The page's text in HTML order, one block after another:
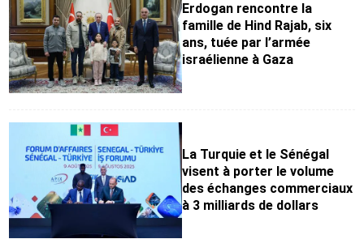
Erdogan rencontre la
famille de Hind Rajab, six
ans, tuée par l’armée
israélienne à Gaza
La Turquie et le Sénégal
visent à porter le volume
des échanges commerciaux
à 3 milliards de dollars